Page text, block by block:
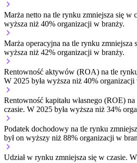
Marża netto na tle rynku zmniejsza się w
wyższa niż 40% organizacji w branży.
Marża operacyjna na tle rynku zmniejsza
wyższa niż 42% organizacji w branży.
Rentowność aktywów (ROA) na tle
W 2025 była wyższa niż 40% organizacji
Rentowność kapitału własnego (ROE)
czasie. W 2025 była wyższa niż 34%
Podatek dochodowy na tle rynku
był on wyższy niż 88% organizacji w
Udział w rynku zmniejsza się w czasie.